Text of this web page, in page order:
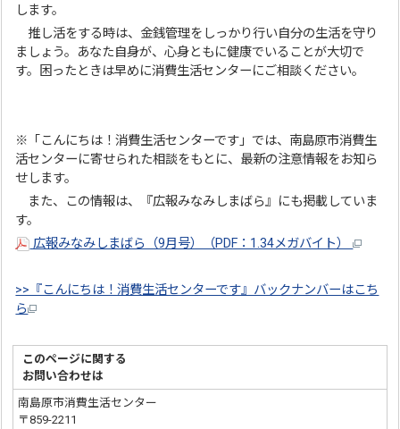
します。
推し活をする時は、金銭管理をしっかり行い自分の生活を守り
ましょう。あなた自身が、心身ともに健康でいることが大切で
す。困ったときは早めに消費生活センターにご相談ください。
※「こんにちは！消費生活センターです」では、南島原市消費生
活センターに寄せられた相談をもとに、最新の注意情報をお知ら
せします。
また、この情報は、『広報みなみしまばら』にも掲載していま
す。
広報みなみしまばら（9月号）（PDF：1.34メガバイト）
>>『こんにちは！消費生活センターです』バックナンバーはこち
ら
このページに関する
お問い合わせは
南島原市消費生活センター
〒859-2211